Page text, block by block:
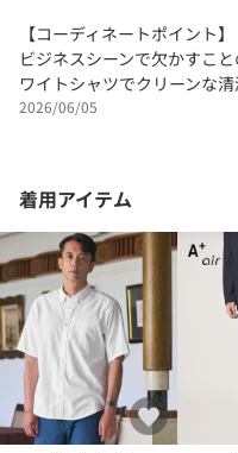
【コーディネートポイント】
ビジネスシーンで欠かすこ
ワイトシャツでクリーンな
2026/06/05
着用アイテム